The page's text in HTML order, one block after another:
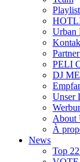
Urban
PELI
DJ
Unser
About
À
News
Top